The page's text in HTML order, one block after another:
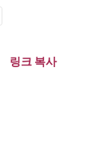
링크 복사